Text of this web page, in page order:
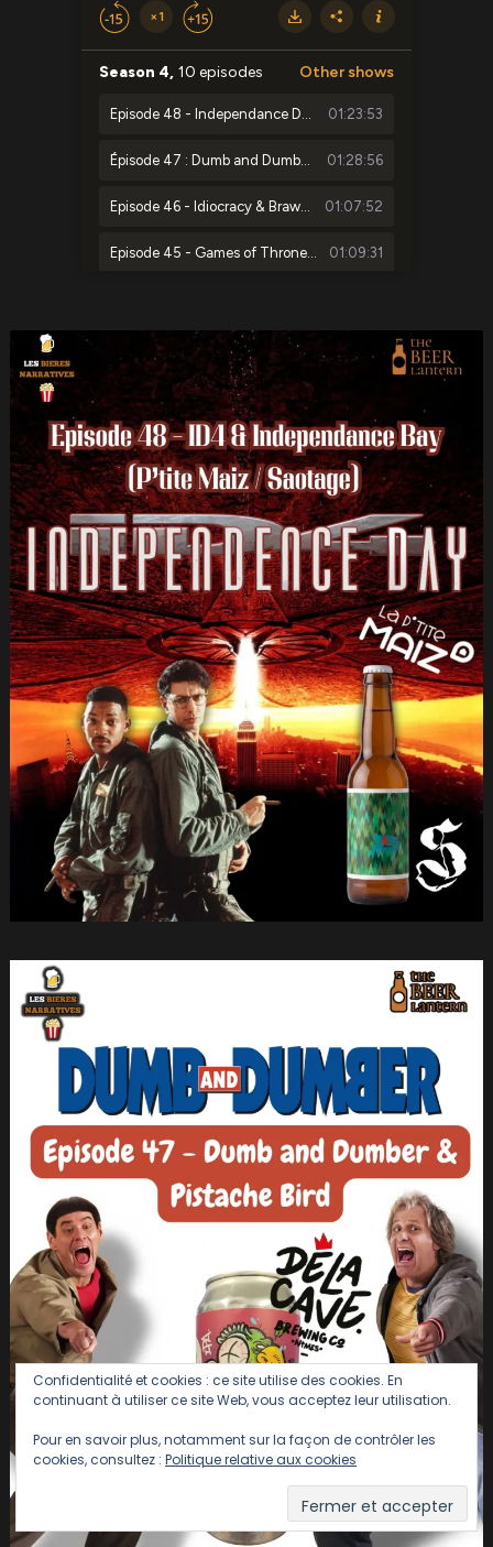
Confidentialité et cookies : ce site utilise des cookies. En
continuant à utiliser ce site Web, vous acceptez leur utilisation.
Pour en savoir plus, notamment sur la façon de contrôler les
cookies, consultez : Politique relative aux cookies